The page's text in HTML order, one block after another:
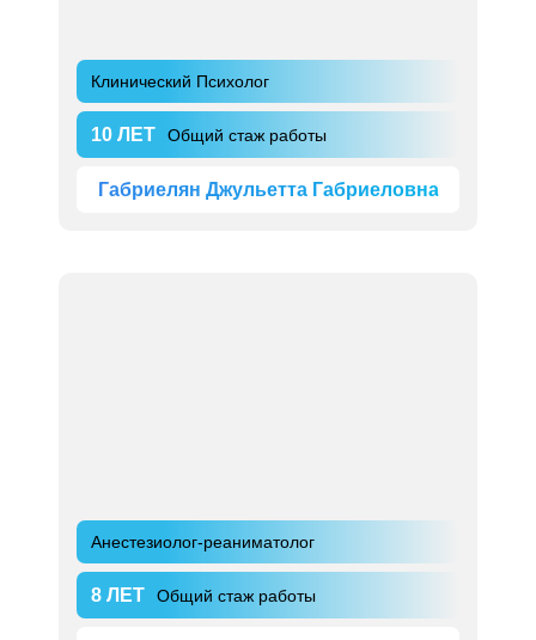
Клинический Психолог
10 ЛЕТ Общий стаж работы
Габриелян Джульетта Габриеловна
Анестезиолог-реаниматолог
8 ЛЕТ Общий стаж работы